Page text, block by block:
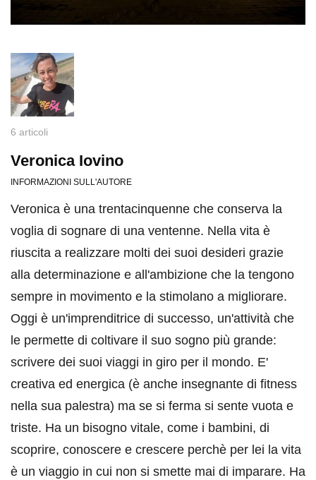
6 articoli
Veronica Iovino
INFORMAZIONI SULL'AUTORE
Veronica è una trentacinquenne che conserva la
voglia di sognare di una ventenne. Nella vita è
riuscita a realizzare molti dei suoi desideri grazie
alla determinazione e all'ambizione che la tengono
sempre in movimento e la stimolano a migliorare.
Oggi è un'imprenditrice di successo, un'attività che
le permette di coltivare il suo sogno più grande:
scrivere dei suoi viaggi in giro per il mondo. E'
creativa ed energica (è anche insegnante di fitness
nella sua palestra) ma se si ferma si sente vuota e
triste. Ha un bisogno vitale, come i bambini, di
scoprire, conoscere e crescere perchè per lei la vita
è un viaggio in cui non si smette mai di imparare. Ha